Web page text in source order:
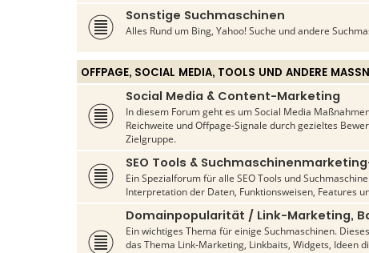
Sonstige Suchmaschinen
Alles Rund um Bing, Yahoo! Suche und andere
OFFPAGE, SOCIAL MEDIA, TOOLS UND ANDERE
Social Media & Content-Marketing
In diesem Forum geht es um Social Media
Reichweite und Offpage-Signale durch gezieltes
Zielgruppe.
SEO Tools &
Ein Spezialforum für alle SEO Tools und
Interpretation der Daten, Funktionsweisen, Features
Domainpopularität / Link-Marketing,
Ein wichtiges Thema für einige Suchmaschinen.
das Thema Link-Marketing, Linkbaits, Widgets, Ideen